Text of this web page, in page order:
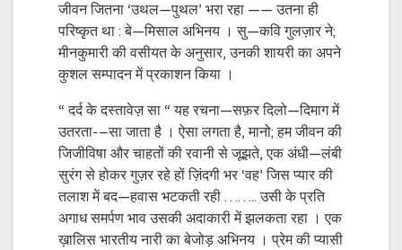
जीवन जितना ‘उथल—पुथल’ भरा रहा —— उतना ही
परिष्कृत था : बे—मिसाल अभिनय । सु—कवि गुलज़ार ने;
मीनकुमारी की वसीयत के अनुसार, उनकी शायरी का अपने
कुशल सम्पादन में प्रकाशन किया ।
“ दर्द के दस्तावेज़ सा “ यह रचना—सफ़र दिलो—दिमाग में
उतरता-–सा जाता है । ऐसा लगता है, मानो; हम जीवन की
जिजीविषा और चाहतों की रवानी से जूझते, एक अंधी—लंबी
सुरंग से होकर गुज़र रहे हों ज़िंदगी भर ‘वह’ जिस प्यार की
तलाश में बद—हवास भटकती रही …….. उसी के प्रति
अगाध समर्पण भाव उसकी अदाकारी में झलकता रहा । एक
ख़ालिस भारतीय नारी का बेजोड़ अभिनय । प्रेम की प्यासी